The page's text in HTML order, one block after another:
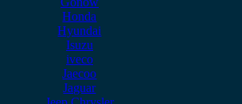
Honda
Hyundai
Isuzu
iveco
Jaecoo
Jaguar